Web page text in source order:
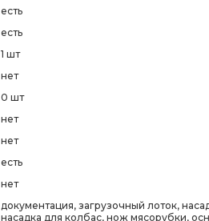
есть
есть
1 шт
нет
0 шт
нет
нет
есть
нет
документация, загрузочный лоток,
насадка для колбас, нож мясорубки,